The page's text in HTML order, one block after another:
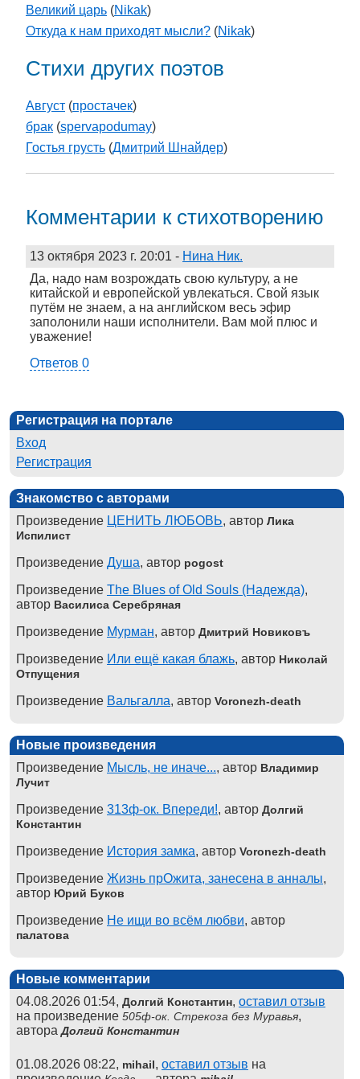
Великий царь (Nikak)
Откуда к нам приходят мысли? (Nikak)
Стихи других поэтов
Август (простачек)
брак (spervapodumay)
Гостья грусть (Дмитрий Шнайдер)
Комментарии к стихотворению
13 октября 2023 г. 20:01 - Нина Ник.
Да, надо нам возрождать свою культуру, а не
китайской и европейской увлекаться. Свой язык
путём не знаем, а на английском весь эфир
заполонили наши исполнители. Вам мой плюс и
уважение!
Ответов 0
Регистрация на портале
Вход
Регистрация
Знакомство с авторами
Произведение ЦЕНИТЬ ЛЮБОВЬ, автор Лика
Испилист
Произведение Душа, автор pogost
Произведение The Blues of Old Souls (Надежда),
автор Василиса Серебряная
Произведение Мурман, автор Дмитрий Новиковъ
Произведение Или ещё какая блажь, автор Николай
Отпущения
Произведение Вальгалла, автор Voronezh-death
Новые произведения
Произведение Мысль, не иначе..., автор Владимир
Лучит
Произведение 313ф-ок. Впереди!, автор Долгий
Константин
Произведение История замка, автор Voronezh-death
Произведение Жизнь прОжита, занесена в анналы,
автор Юрий Буков
Произведение Не ищи во всём любви, автор
палатова
Новые комментарии
04.08.2026 01:54, Долгий Константин, оставил отзыв
на произведение 505ф-ок. Стрекоза без Муравья,
автораДолгий Константин
01.08.2026 08:22, mihail, оставил отзыв на